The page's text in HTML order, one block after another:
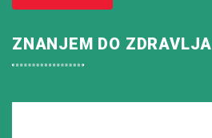
ZNANJEM DO ZDRAVLJA